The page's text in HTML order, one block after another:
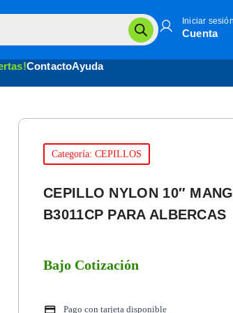
Iniciar sesión
Cuenta
ContactoAyuda
Categoría: CEPILLOS
CEPILLO NYLON 10″
B3011CP PARA ALBERCAS
Bajo Cotización
Pago con tarjeta disponible